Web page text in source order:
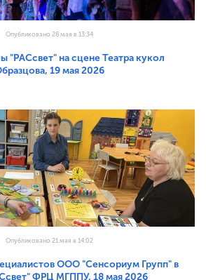
Опубликовано 28 мая в 13:34
"РАСсвет" на сцене Театра кукол
19 мая 2026
Опубликовано 21 мая в 14:02
ООО "Сенсориум Групп" в
ФРЦ МГППУ, 18 мая 2026